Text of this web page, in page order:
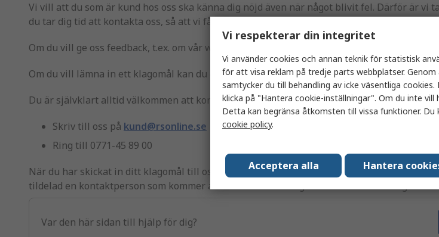
Vi vill att du som är kund hos oss ska känna dig nöjd även när något blivit fel. Därför är vi
du tar dig tid att kontakta oss, så att vi får möjlighet att utveckla och förbättra oss.
Om du vill ge oss feedback, t.ex. om vår webbplats, fyll i
Om du vill lämna in ett klagomål kan du göra dethär
Du är självklart alltid välkommen att kontakta oss via e-post eller telefon.
Skriv till oss på kund@rsonline.se
Ring till 0771-45 89 00
När du har skickat in ditt klagomål till oss får du en bekräftelse inom 1 arbetsdag. Du
tildelad en kontaktperson som kommer att behandla ditt klagomål inom 5 arbetsdagar.
Var den här sidan till hjälp för dig?
Vi respekterar din integritet
Vi använder cookies och annan teknik för statistisk
för att visa reklam på tredje parts webbplatser.
samtycker du till behandling av icke väsentliga
klicka på "Hantera cookie-inställningar". Om du inte vill
Detta kan begränsa åtkomsten till vissa funktioner.
cookie policy.
Acceptera alla Hantera